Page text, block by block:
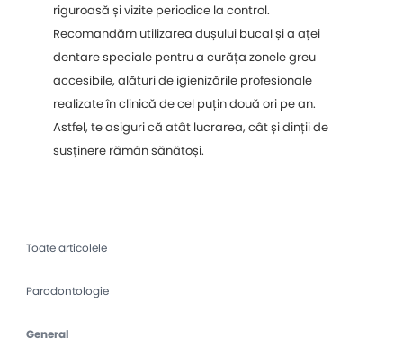
riguroasă și vizite periodice la control.
Recomandăm utilizarea dușului bucal și a aței
dentare speciale pentru a curăța zonele greu
accesibile, alături de igienizările profesionale
realizate în clinică de cel puțin două ori pe an.
Astfel, te asiguri că atât lucrarea, cât și dinții de
susținere rămân sănătoși.
Toate articolele
Parodontologie
General